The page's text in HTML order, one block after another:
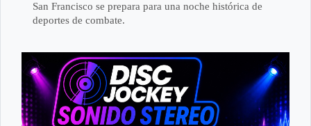
San Francisco se prepara para una noche histórica de
deportes de combate.